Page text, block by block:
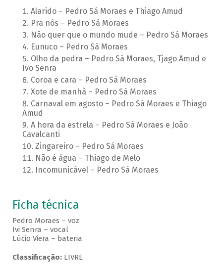
Alarido – Pedro Sá Moraes e Thiago Amud
Pra nós – Pedro Sá Moraes
Não quer que o mundo mude – Pedro Sá Moraes
Eunuco – Pedro Sá Moraes
Olho da pedra – Pedro Sá Moraes, Tjago Amud e
Ivo Senra
Coroa e cara – Pedro Sá Moraes
Xote de manhã – Pedro Sá Moraes
Carnaval em agosto – Pedro Sá Moraes e Thiago
Amud
A hora da estrela – Pedro Sá Moraes e João
Cavalcanti
Zingareiro – Pedro Sá Moraes
Não é água – Thiago de Melo
Incomunicável – Pedro Sá Moraes
Ficha técnica
Pedro Moraes – voz
Ivi Senra – vocal
Lúcio Viera – bateria
Classificação:LIVRE